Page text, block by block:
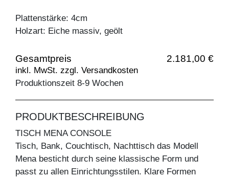
Plattenstärke: 4cm
Holzart: Eiche massiv, geölt
Gesamtpreis 2.181,00 €
inkl. MwSt. zzgl. Versandkosten
Produktionszeit 8-9 Wochen
PRODUKTBESCHREIBUNG
TISCH MENA CONSOLE
Tisch, Bank, Couchtisch, Nachttisch das Modell
Mena besticht durch seine klassische Form und
passt zu allen Einrichtungsstilen. Klare Formen